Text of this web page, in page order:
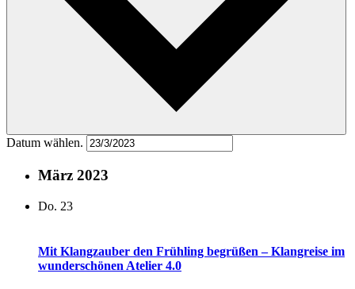
Datum wählen.
März 2023
Do. 23
Mit Klangzauber den Frühling begrüßen – Klangreise im
wunderschönen Atelier 4.0